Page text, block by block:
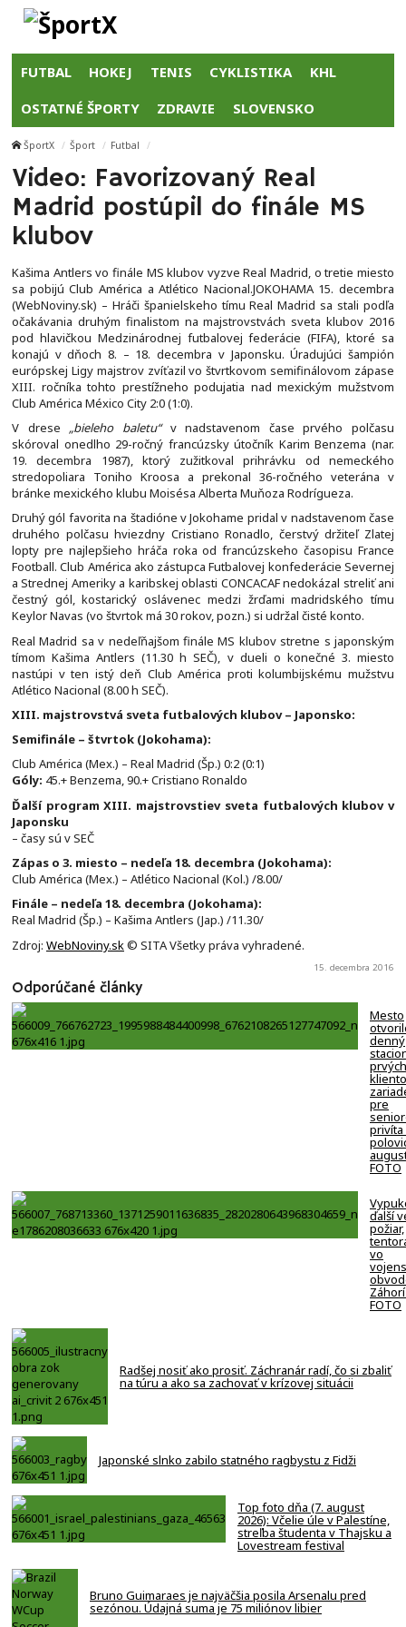
FUTBAL HOKEJ TENIS CYKLISTIKA KHL
OSTATNÉ ŠPORTY ZDRAVIE SLOVENSKO
ŠportX Šport Futbal
Video: Favorizovaný Real
Madrid postúpil do finále MS
klubov
Kašima Antlers vo finále MS klubov vyzve Real Madrid, o tretie miesto
sa pobijú Club América a Atlético Nacional.JOKOHAMA 15. decembra
(WebNoviny.sk) – Hráči španielskeho tímu Real Madrid sa stali podľa
očakávania druhým finalistom na majstrovstvách sveta klubov 2016
pod hlavičkou Medzinárodnej futbalovej federácie (FIFA), ktoré sa
konajú v dňoch 8. – 18. decembra v Japonsku. Úradujúci šampión
európskej Ligy majstrov zvíťazil vo štvrtkovom semifinálovom zápase
XIII. ročníka tohto prestížneho podujatia nad mexickým mužstvom
Club América México City 2:0 (1:0).
V drese „bieleho baletu“v nadstavenom čase prvého polčasu
skóroval onedlho 29-ročný francúzsky útočník Karim Benzema (nar.
19. decembra 1987), ktorý zužitkoval prihrávku od nemeckého
stredopoliara Toniho Kroosa a prekonal 36-ročného veterána v
bránke mexického klubu Moisésa Alberta Muňoza Rodrígueza.
Druhý gól favorita na štadióne v Jokohame pridal v nadstavenom čase
druhého polčasu hviezdny Cristiano Ronadlo, čerstvý držiteľ Zlatej
lopty pre najlepšieho hráča roka od francúzskeho časopisu France
Football. Club América ako zástupca Futbalovej konfederácie Severnej
a Strednej Ameriky a karibskej oblasti CONCACAF nedokázal streliť ani
čestný gól, kostarický oslávenec medzi žrďami madridského tímu
Keylor Navas (vo štvrtok má 30 rokov, pozn.) si udržal čisté konto.
Real Madrid sa v nedeľňajšom finále MS klubov stretne s japonským
tímom Kašima Antlers (11.30 h SEČ), v dueli o konečné 3. miesto
nastúpi v ten istý deň Club América proti kolumbijskému mužstvu
Atlético Nacional (8.00 h SEČ).
XIII. majstrovstvá sveta futbalových klubov – Japonsko:
Semifinále – štvrtok (Jokohama):
Club América (Mex.) – Real Madrid (Šp.) 0:2 (0:1)
Góly: 45.+ Benzema, 90.+ Cristiano Ronaldo
Ďalší program XIII. majstrovstiev sveta futbalových klubov v
Japonsku
– časy sú v SEČ
Zápas o 3. miesto – nedeľa 18. decembra (Jokohama):
Club América (Mex.) – Atlético Nacional (Kol.) /8.00/
Finále – nedeľa 18. decembra (Jokohama):
Real Madrid (Šp.) – Kašima Antlers (Jap.) /11.30/
Zdroj: WebNoviny.sk© SITA Všetky práva vyhradené.
15. decembra 2016
Odporúčané články
Mesto
denný
prvých
pre
privíta
FOTO
ďalší
požiar,
vo
FOTO
Radšej nosiť ako prosiť. Záchranár radí, čo si zbaliť
na túru a ako sa zachovať v krízovej situácii
Japonské slnko zabilo statného ragbystu z Fidži
Top foto dňa (7. august
2026): Včelie úle v Palestíne,
streľba študenta v Thajsku a
Lovestream festival
Bruno Guimaraes je najväčšia posila Arsenalu pred
sezónou. Údajná suma je 75 miliónov libier